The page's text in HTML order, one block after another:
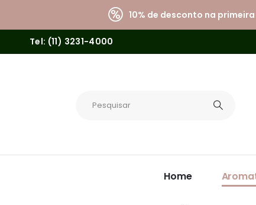
10% de desconto na
Tel: (11) 3231-4000
Home